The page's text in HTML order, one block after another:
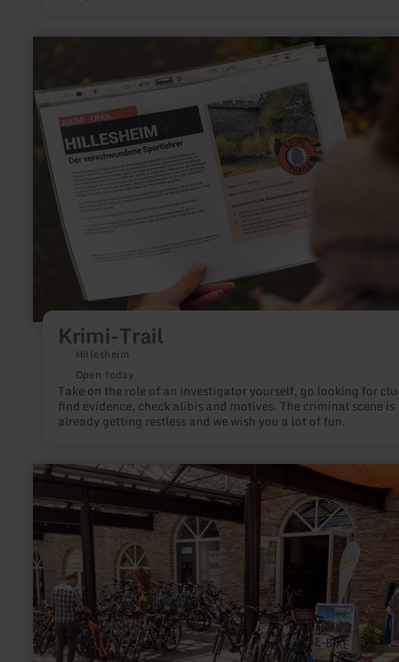
Krimi-Trail
Hillesheim
Open today
Take on the role of an investigator yourself, go looking for
find evidence, check alibis and motives. The criminal scene is
already getting restless and we wish you a lot of fun.
Trail
learn
about:
eifelRAD
Pedelec-
Vermietung